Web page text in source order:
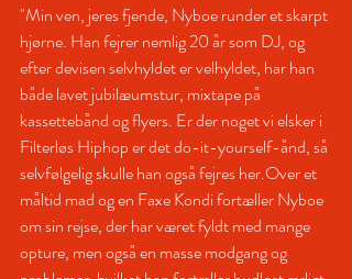
"Min ven, jeres fjende, Nyboe runder et skarpt
hjørne. Han fejrer nemlig 20 år som DJ, og
efter devisen selvhyldet er velhyldet, har han
både lavet jubilæumstur, mixtape på
kassettebånd og flyers. Er der noget vi elsker i
Filterløs Hiphop er det do-it-yourself-ånd, så
selvfølgelig skulle han også fejres her.Over et
måltid mad og en Faxe Kondi fortæller Nyboe
om sin rejse, der har været fyldt med mange
opture, men også en masse modgang og